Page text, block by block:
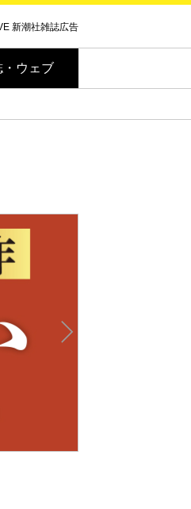
新潮社雑誌広告
ウェブ